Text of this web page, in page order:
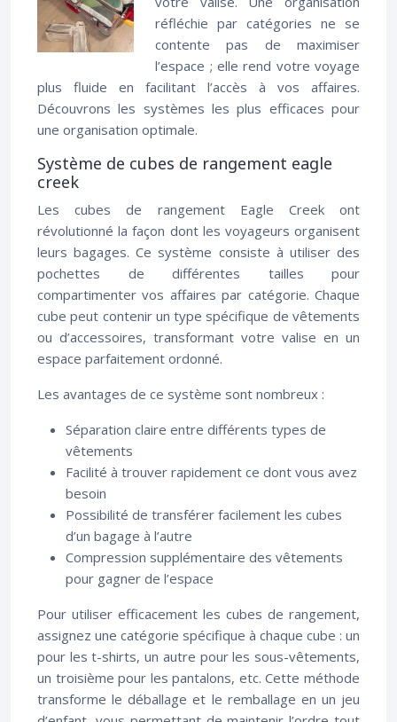
réfléchie par catégories ne se
contente pas de maximiser
l’espace ; elle rend votre voyage
plus fluide en facilitant l’accès à vos affaires.
Découvrons les systèmes les plus efficaces pour
une organisation optimale.
Système de cubes de rangement eagle
creek
Les cubes de rangement Eagle Creek ont
révolutionné la façon dont les voyageurs organisent
leurs bagages. Ce système consiste à utiliser des
pochettes de différentes tailles pour
compartimenter vos affaires par catégorie. Chaque
cube peut contenir un type spécifique de vêtements
ou d’accessoires, transformant votre valise en un
espace parfaitement ordonné.
Les avantages de ce système sont nombreux :
Séparation claire entre différents types de
vêtements
Facilité à trouver rapidement ce dont vous avez
besoin
Possibilité de transférer facilement les cubes
d’un bagage à l’autre
Compression supplémentaire des vêtements
pour gagner de l’espace
Pour utiliser efficacement les cubes de rangement,
assignez une catégorie spécifique à chaque cube : un
pour les t-shirts, un autre pour les sous-vêtements,
un troisième pour les pantalons, etc. Cette méthode
transforme le déballage et le remballage en un jeu